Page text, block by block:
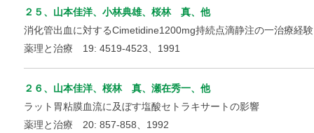
２５、山本佳洋、小林典雄、桜林 真、他
消化管出血に対するCimetidine1200mg持続点滴静注の一治療経験
薬理と治療 19: 4519-4523、1991
２６、山本佳洋、桜林 真、瀬在秀一、他
ラット胃粘膜血流に及ぼす塩酸セトラキサートの影響
薬理と治療 20: 857-858、1992